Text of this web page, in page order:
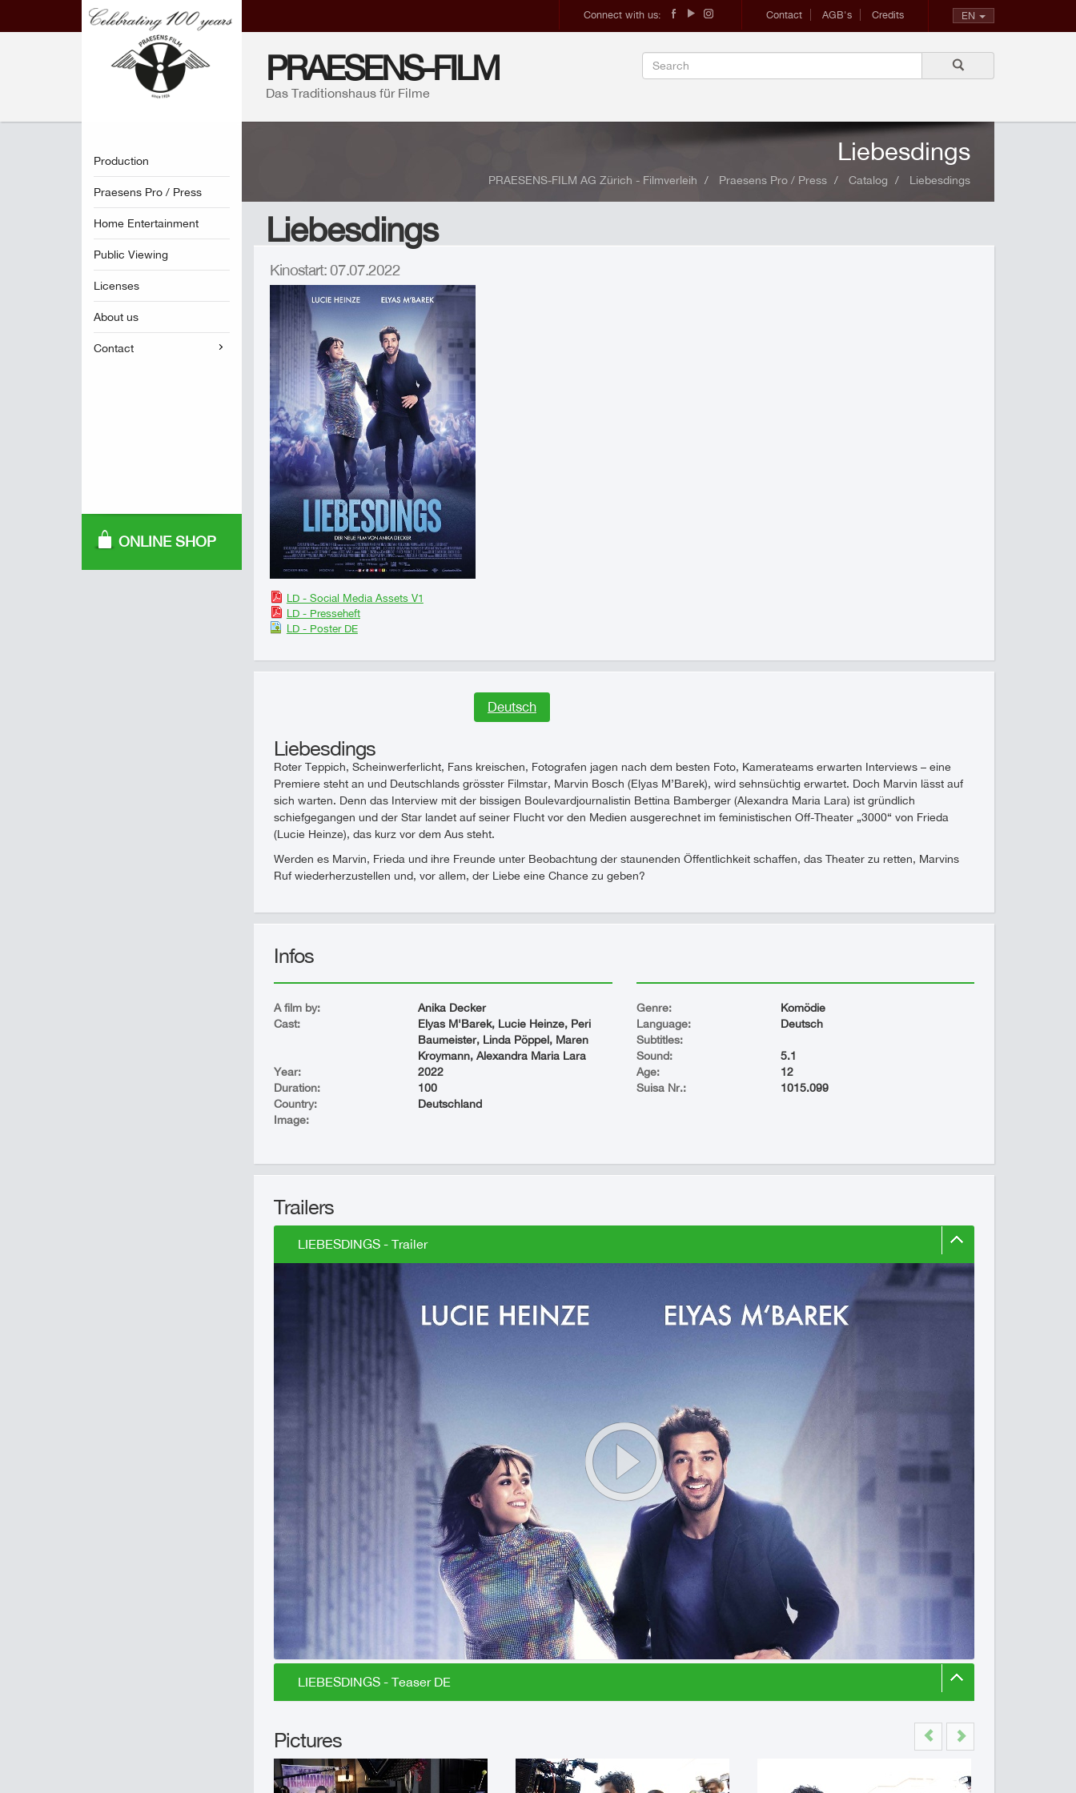
EN
Contact AGB's Credits
Connect with us:
PRAESENS-FILM
Das Traditionshaus für Filme
Production
Praesens Pro / Press
Home Entertainment
Public Viewing
Licenses
About us
Contact
ONLINE SHOP
Liebesdings
PRAESENS-FILM AG Zürich - Filmverleih Praesens Pro / Press Catalog Liebesdings
Liebesdings
Kinostart: 07.07.2022
LD - Social Media Assets V1
LD - Presseheft
LD - Poster DE
Deutsch
Liebesdings
Roter Teppich, Scheinwerferlicht, Fans kreischen, Fotografen jagen nach dem besten Foto, Kamerateams erwarten Interviews – eine
Premiere steht an und Deutschlands grösster Filmstar, Marvin Bosch (Elyas M’Barek), wird sehnsüchtig erwartet. Doch Marvin lässt auf
sich warten. Denn das Interview mit der bissigen Boulevardjournalistin Bettina Bamberger (Alexandra Maria Lara) ist gründlich
schiefgegangen und der Star landet auf seiner Flucht vor den Medien ausgerechnet im feministischen Off-Theater „3000“ von Frieda
(Lucie Heinze), das kurz vor dem Aus steht.
Werden es Marvin, Frieda und ihre Freunde unter Beobachtung der staunenden Öffentlichkeit schaffen, das Theater zu retten, Marvins
Ruf wiederherzustellen und, vor allem, der Liebe eine Chance zu geben?
Infos
A film by:
Anika Decker
Cast:
Elyas M'Barek, Lucie Heinze, Peri
Baumeister, Linda Pöppel, Maren
Kroymann, Alexandra Maria Lara
Year:
2022
Duration:
100
Country:
Deutschland
Image:
Genre:
Komödie
Language:
Deutsch
Subtitles:
Sound:
5.1
Age:
12
Suisa Nr.:
1015.099
Trailers
LIEBESDINGS - Trailer
LIEBESDINGS - Teaser DE
Pictures Previous
Next